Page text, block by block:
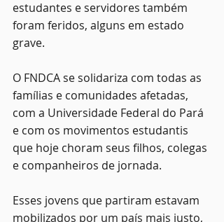
estudantes e servidores também
foram feridos, alguns em estado
grave.
O FNDCA se solidariza com todas as
famílias e comunidades afetadas,
com a Universidade Federal do Pará
e com os movimentos estudantis
que hoje choram seus filhos, colegas
e companheiros de jornada.
Esses jovens que partiram estavam
mobilizados por um país mais justo,